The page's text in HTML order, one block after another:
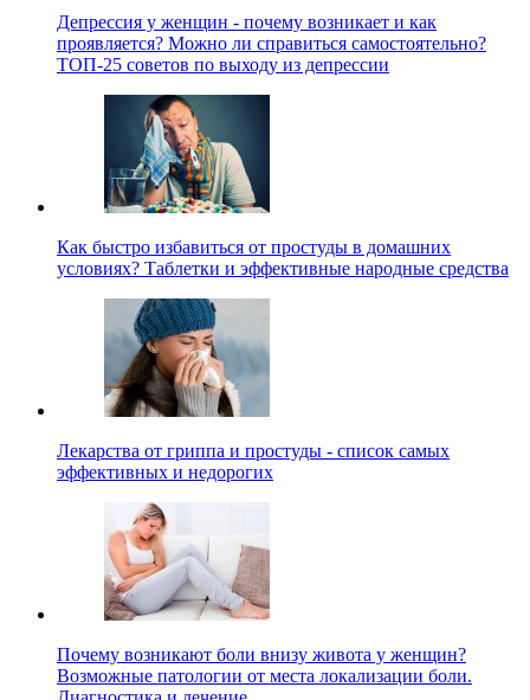
Депрессия у женщин - почему возникает и как
проявляется? Можно ли справиться самостоятельно?
ТОП-25 советов по выходу из депрессии
Как быстро избавиться от простуды в домашних
условиях? Таблетки и эффективные народные средства
Лекарства от гриппа и простуды - список самых
эффективных и недорогих
Почему возникают боли внизу живота у женщин?
Возможные патологии от места локализации боли.